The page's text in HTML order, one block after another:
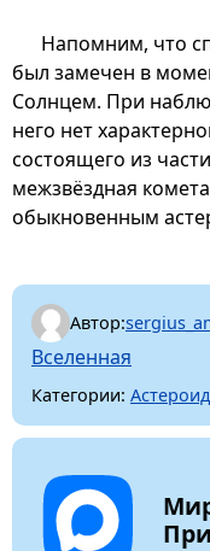
Напомним, что
был замечен в
Солнцем. При
него нет
состоящего из
межзвёздная
обыкновенным
Автор:
Вселенная
Категории: Астероид